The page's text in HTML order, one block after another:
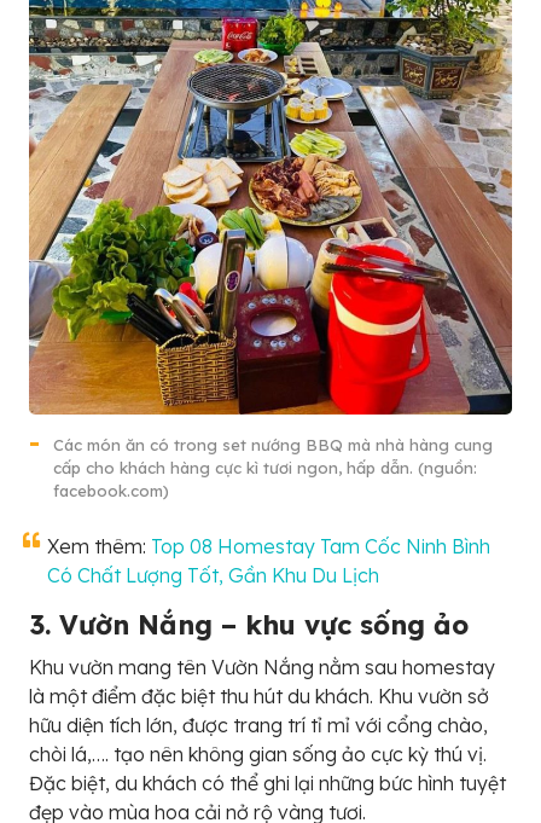
Các món ăn có trong set nướng BBQ mà nhà hàng cung
cấp cho khách hàng cực kì tươi ngon, hấp dẫn. (nguồn:
facebook.com)
Xem thêm: Top 08 Homestay Tam Cốc Ninh Bình
Có Chất Lượng Tốt, Gần Khu Du Lịch
3. Vườn Nắng – khu vực sống ảo
Khu vườn mang tên Vườn Nắng nằm sau homestay
là một điểm đặc biệt thu hút du khách. Khu vườn sở
hữu diện tích lớn, được trang trí tỉ mỉ với cổng chào,
chòi lá,…. tạo nên không gian sống ảo cực kỳ thú vị.
Đặc biệt, du khách có thể ghi lại những bức hình tuyệt
đẹp vào mùa hoa cải nở rộ vàng tươi.